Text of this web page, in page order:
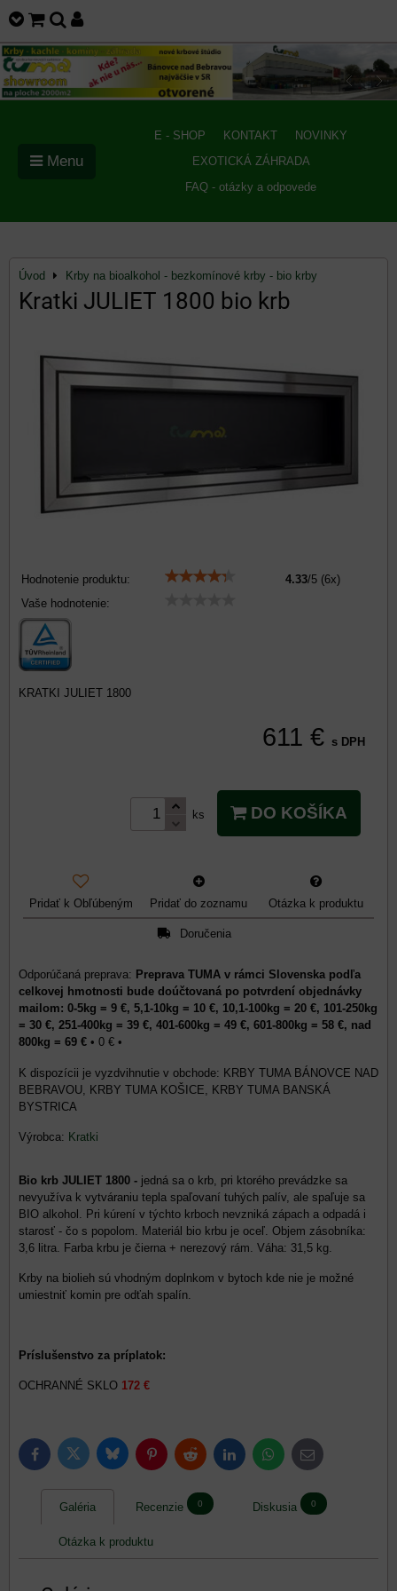
E - SHOP KONTAKT
NOVINKY
EXOTICKÁ ZÁHRADA
FAQ - otázky a odpovede
Menu
Úvod Krby na bioalkohol - bezkomínové krby - bio krby
Kratki JULIET 1800 bio krb
Hodnotenie produktu: 4.33/5 (6x)
Vaše hodnotenie:
KRATKI JULIET 1800
611 € s DPH
ks DO KOŠÍKA
Pridať k Obľúbeným Pridať do zoznamu Otázka k produktu
Doručenia
Preprava TUMA v rámci Slovenska podľa
celkovej hmotnosti bude doúčtovaná po potvrdení objednávky
mailom: 0-5kg = 9 €, 5,1-10kg = 10 €, 10,1-100kg = 20 €, 101-250kg
= 30 €, 251-400kg = 39 €, 401-600kg = 49 €, 601-800kg = 58 €, nad
800kg = 69 € • 0 € •
KRBY TUMA BÁNOVCE NAD
BEBRAVOU, KRBY TUMA KOŠICE, KRBY TUMA BANSKÁ
BYSTRICA
Výrobca: Kratki
Bio krb JULIET 1800 - jedná sa o krb, pri ktorého prevádzke sa
nevyužíva k vytváraniu tepla spaľovaní tuhých palív, ale spaľuje sa
BIO alkohol. Pri kúrení v týchto krboch nevzniká zápach a odpadá i
starosť - čo s popolom. Materiál bio krbu je oceľ. Objem zásobníka:
3,6 litra. Farba krbu je čierna + nerezový rám. Váha: 31,5 kg.
Krby na biolieh sú vhodným doplnkom v bytoch kde nie je možné
umiestniť komin pre odťah spalín.
Príslušenstvo za príplatok:
OCHRANNÉ SKLO 172 €
FacebookTwitter BlueskyPinterestReddit LinkedInWhatsApp
E-
mail
Galéria Recenzie 0 Diskusia 0
Otázka k produktu